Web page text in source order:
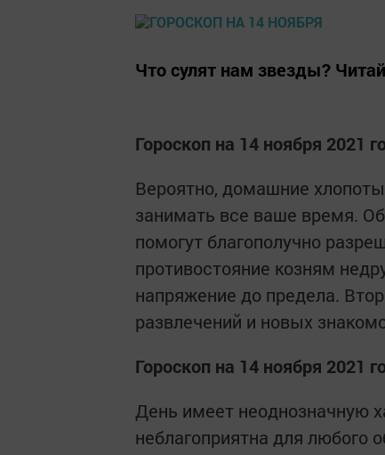
Что сулят нам звезды?
Гороскоп на 14 ноября 2021
Вероятно, домашние
занимать все ваше время.
помогут благополучно
противостояние козням
напряжение до предела.
развлечений и новых
Гороскоп на 14 ноября 2021
День имеет неоднозначную
неблагоприятна для любого